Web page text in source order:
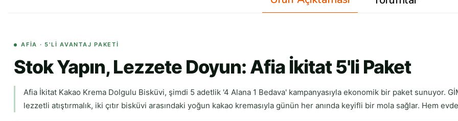
AFIA · 5'LI AVANTAJ PAKETI
Stok Yapın, Lezzete Doyun: Afia İkitat 5'li Paket
Afia İkitat Kakao Krema Dolgulu Bisküvi, şimdi 5 adetlik '4 Alana 1 Bedava' kampanyasıyla ekonomik bir paket sunuyor.
lezzetli atıştırmalık, iki çıtır bisküvi arasındaki yoğun kakao kremasıyla günün her anında keyifli bir mola sağlar. Hem